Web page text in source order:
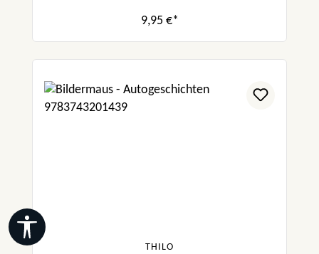
9,95 €*
THILO
Werkzeugleiste anzeigen